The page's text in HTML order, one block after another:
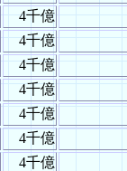
4千億
4千億
4千億
4千億
4千億
4千億
4千億